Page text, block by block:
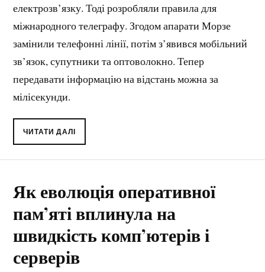
електрозв’язку. Тоді розробляли правила для
міжнародного телеграфу. Згодом апарати Морзе
замінили телефонні лінії, потім з’явився мобільний
зв’язок, супутники та оптоволокно. Тепер
передавати інформацію на відстань можна за
мілісекунди.
ЧИТАТИ ДАЛІ
Як еволюція оперативної
пам’яті вплинула на
швидкість комп’ютерів і
серверів